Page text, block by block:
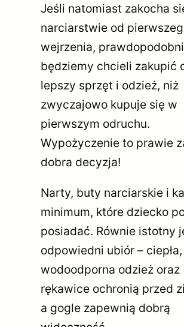
Jeśli natomiast zakocha
narciarstwie od
wejrzenia,
będziemy chcieli zakupić
lepszy sprzęt i odzież, niż
zwyczajowo kupuje się w
pierwszym odruchu.
Wypożyczenie to prawie
dobra decyzja!
Narty, buty narciarskie i
minimum, które dziecko
posiadać. Równie istotny
odpowiedni ubiór – ciepła,
wodoodporna odzież oraz
rękawice ochronią przed
a gogle zapewnią dobrą